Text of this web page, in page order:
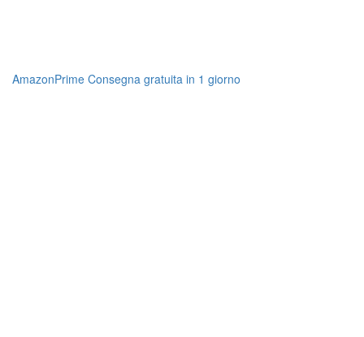
AmazonPrime Consegna gratuita in 1 giorno